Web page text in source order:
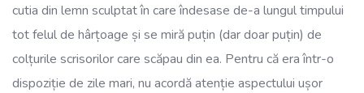
cutia din lemn sculptat în care îndesase de-a lungul timpului
tot felul de hârțoage și se miră puțin (dar doar puțin) de
colțurile scrisorilor care scăpau din ea. Pentru că era într-o
dispoziție de zile mari, nu acordă atenție aspectului ușor